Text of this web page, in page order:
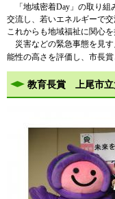
「地域密着Day」の取り組
交流し、若いエネルギーで
これからも地域福祉に関心
災害などの緊急事態を見
能性の高さを評価し、市長賞
教育長賞 上尾市